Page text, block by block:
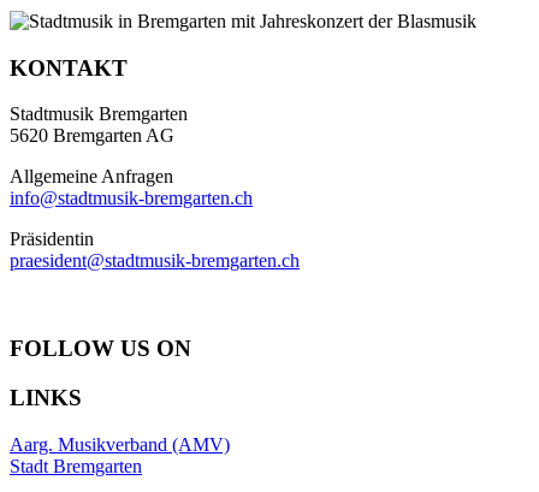
KONTAKT
Stadtmusik Bremgarten
5620 Bremgarten AG
Allgemeine Anfragen
info@stadtmusik-bremgarten.ch
Präsidentin
praesident@stadtmusik-bremgarten.ch
FOLLOW US ON
LINKS
Aarg. Musikverband (AMV)
Stadt Bremgarten